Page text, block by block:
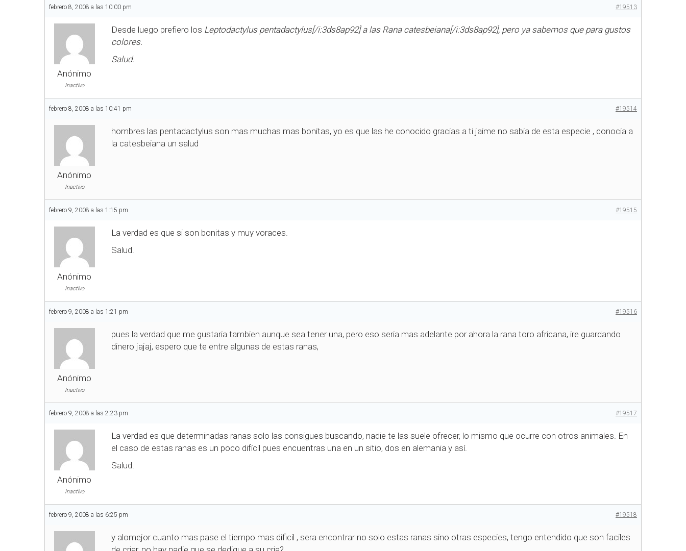
febrero 8, 2008 a las 10:00 pm #19513
Anónimo
Inactivo
Desde luego prefiero los Leptodactylus pentadactylus[/i:3ds8ap92] a las Rana catesbeiana[/i:3ds8ap92], pero ya sabemos que para gustos
colores.
Salud.
febrero 8, 2008 a las 10:41 pm #19514
Anónimo
Inactivo
hombres las pentadactylus son mas muchas mas bonitas, yo es que las he conocido gracias a ti jaime no sabia de esta especie , conocia a
la catesbeiana un salud
febrero 9, 2008 a las 1:15 pm #19515
Anónimo
Inactivo
La verdad es que si son bonitas y muy voraces.
Salud.
febrero 9, 2008 a las 1:21 pm #19516
Anónimo
Inactivo
pues la verdad que me gustaria tambien aunque sea tener una, pero eso seria mas adelante por ahora la rana toro africana, ire guardando
dinero jajaj, espero que te entre algunas de estas ranas,
febrero 9, 2008 a las 2:23 pm #19517
Anónimo
Inactivo
La verdad es que determinadas ranas solo las consigues buscando, nadie te las suele ofrecer, lo mismo que ocurre con otros animales. En
el caso de estas ranas es un poco difícil pues encuentras una en un sitio, dos en alemania y así.
Salud.
febrero 9, 2008 a las 6:25 pm #19518
y alomejor cuanto mas pase el tiempo mas dificil , sera encontrar no solo estas ranas sino otras especies, tengo entendido que son faciles